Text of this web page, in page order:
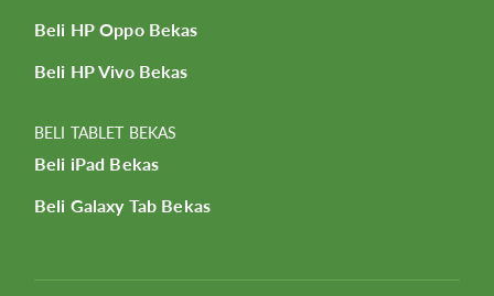
Beli HP Oppo Bekas
Beli HP Vivo Bekas
BELI TABLET BEKAS
Beli iPad Bekas
Beli Galaxy Tab Bekas